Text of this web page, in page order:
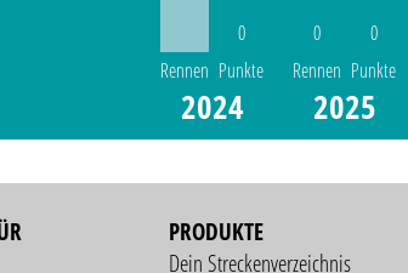
Rennen
0
Punkte
2024
0
Rennen
0
Punkte
2025
PRODUKTE
Dein Streckenverzeichnis